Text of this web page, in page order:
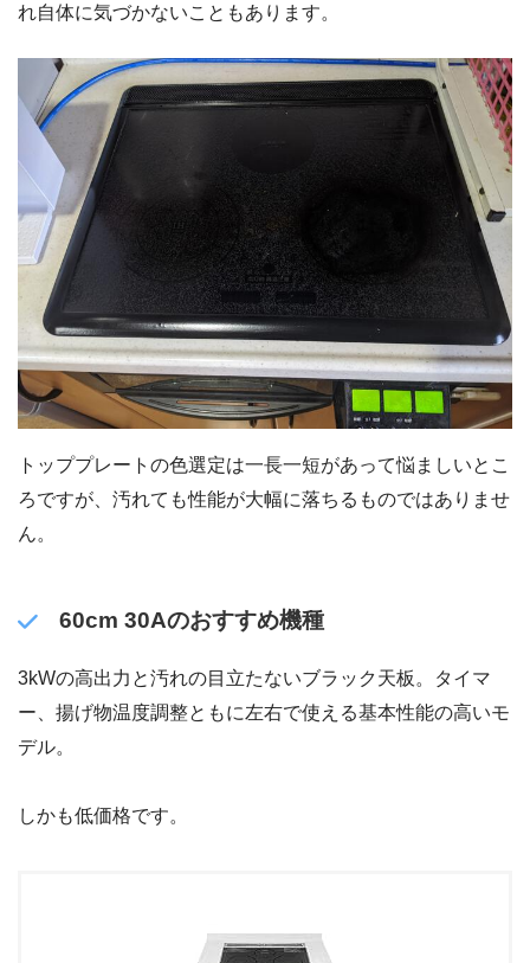
れ自体に気づかないこともあります。
トッププレートの色選定は一長一短があって悩ましいとこ
ろですが、汚れても性能が大幅に落ちるものではありませ
ん。
60cm 30Aのおすすめ機種
3kWの高出力と汚れの目立たないブラック天板。タイマ
ー、揚げ物温度調整ともに左右で使える基本性能の高いモ
デル。
しかも低価格です。